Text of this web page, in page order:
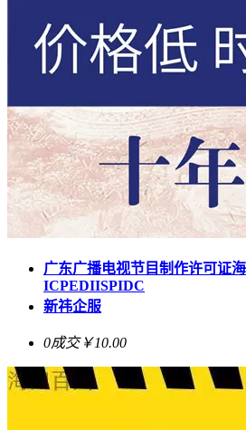
广东广播电视节目制作许可证
ICPEDIISPIDC
新祎企服
0成交￥10.00